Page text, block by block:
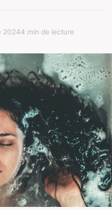
20244 min de lecture